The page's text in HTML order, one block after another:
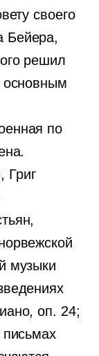
своего
Бейера,
решил
основным
по
Григ
музыки
оп. 24;
письмах